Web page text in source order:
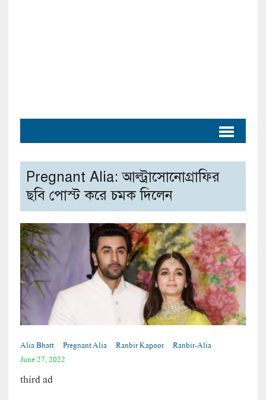
Pregnant Alia: আল্ট্রাসোনোগ্রাফির
ছবি পোস্ট করে চমক দিলেন
Alia Bhatt Pregnant Alia Ranbir Kapoor
Ranbir-Alia
June 27, 2022
third ad